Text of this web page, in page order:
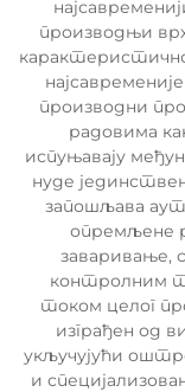
производњи
производни
радовима
испуњавају
нуде
запошљава
опремљене
заваривање,
контролним
током целог
изграђен од
укључујући
и